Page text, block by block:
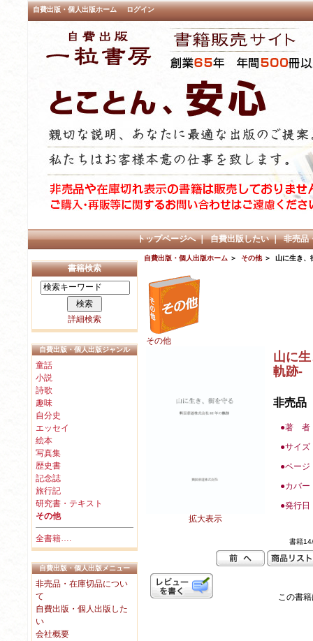
自費出版・個人出版ホーム ログイン
トップページへ｜自費出版したい｜非売品
書籍検索
詳細検索
自費出版・個人出版ジャンル
童話
小説
詩歌
趣味
自分史
エッセイ
絵本
写真集
歴史書
記念誌
旅行記
研究書・テキスト
その他
全書籍….
自費出版・個人出版メニュー
非売品・在庫切品につい
て
自費出版・個人出版した
い
会社概要
自費出版・個人出版ホーム＞ その他＞ 山に生き、
その他
拡大表示
山に
軌跡-
非売品
●著 者
●サイズ
●ページ
●カバー
●発行日
書籍
この書